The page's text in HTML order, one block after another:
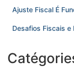
Ajuste Fiscal É
Desafios Fiscais e